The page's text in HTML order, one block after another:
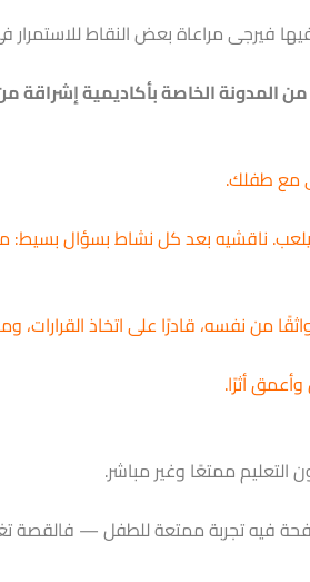
فيرجى مراعاة بعض النقاط للاستمرار
المدونة الخاصة بأكاديمية إشراقة
ناقشيه بعد كل نشاط بسؤال بسيط:
من نفسه، قادرًا على اتخاذ القرارات،
أثرًا.
ممتعًا وغير مباشر.
تجربة ممتعة للطفل — فالقصة تغرس